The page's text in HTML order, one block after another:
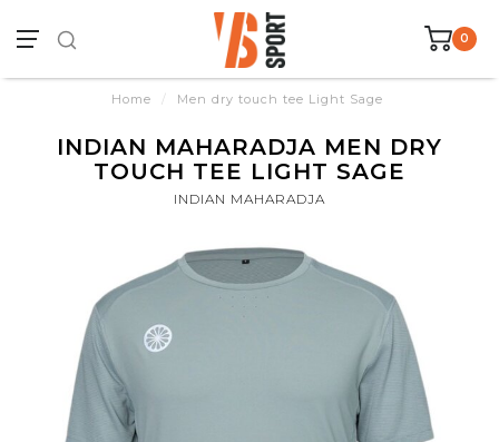
0
Home / Men dry touch tee Light Sage
INDIAN MAHARADJA MEN DRY
TOUCH TEE LIGHT SAGE
INDIAN MAHARADJA